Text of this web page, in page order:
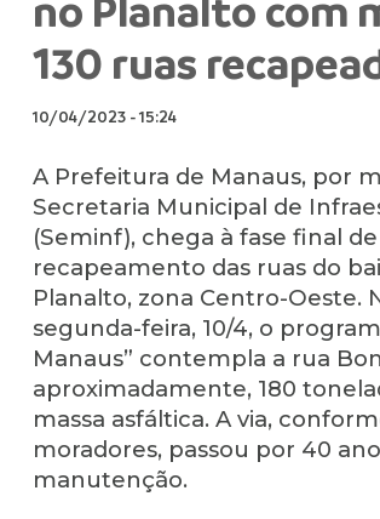
no Planalto com
130 ruas
10/04/2023-15:24
A Prefeitura de Manaus, por
Secretaria Municipal de
(Seminf), chega à fase final de
recapeamento das ruas do
Planalto, zona Centro-Oeste.
segunda-feira, 10/4, o
Manaus” contempla a rua
aproximadamente, 180
massa asfáltica. A via,
moradores, passou por 40
manutenção.